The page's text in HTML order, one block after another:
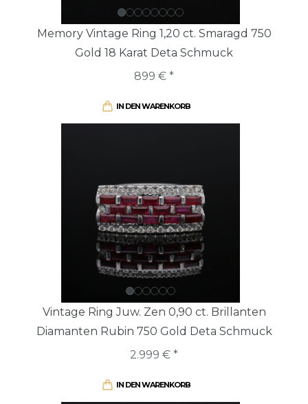
Memory Vintage Ring 1,20 ct. Smaragd 750
Gold 18 Karat Deta Schmuck
899 € *
IN DEN WARENKORB
Vintage Ring Juw. Zen 0,90 ct. Brillanten
Diamanten Rubin 750 Gold Deta Schmuck
2.999 € *
IN DEN WARENKORB